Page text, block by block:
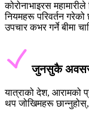
कोरोनाभाइरस
नियमहरू परिवर्तन
उपचार कभर गर्ने बीमा
जुनसुकै
यात्राको देश, आरामको
थप जोखिमहरू छान्नुहोस्,